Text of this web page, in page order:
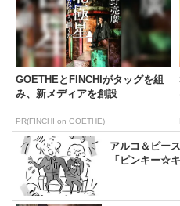
GOETHEとFINCHIがタッグを組
み、新メディアを創設
PR(FINCHI on GOETHE)
アルコ＆ピー
「ピンキー☆